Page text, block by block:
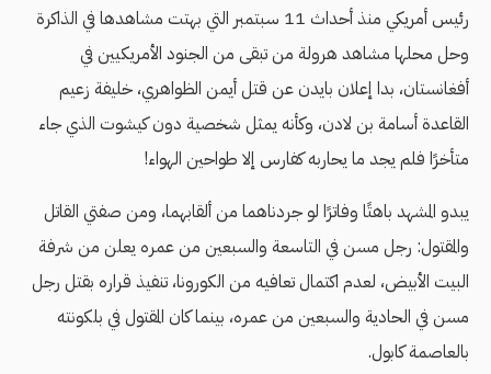
رئيس أمريكي منذ أحداث 11 سبتمبر التي بهتت مشاهدها في الذاكرة
وحل محلها مشاهد هرولة من تبقى من الجنود الأمريكيين في
أفغانستان، بدا إعلان بايدن عن قتل أيمن الظواهري، خليفة زعيم
القاعدة أسامة بن لادن، وكأنه يمثل شخصية دون كيشوت الذي جاء
متأخرًا فلم يجد ما يحاربه كفارس إلا طواحين الهواء!
يبدو المشهد باهتًا وفاترًا لو جردناهما من ألقابهما، ومن صفتي القاتل
والمقتول: رجل مسن في التاسعة والسبعين من عمره يعلن من شرفة
البيت الأبيض، لعدم اكتمال تعافيه من الكورونا، تنفيذ قراره بقتل رجل
مسن في الحادية والسبعين من عمره، بينما كان المقتول في بلكونته
بالعاصمة كابول.